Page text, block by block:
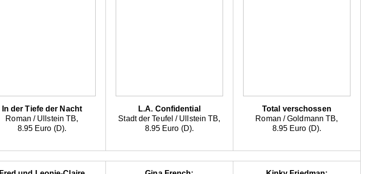
In der Tiefe der Nacht
Roman / Ullstein TB,
8.95 Euro (D).
L.A. Confidential
Stadt der Teufel / Ullstein TB,
8.95 Euro (D).
Total verschossen
Roman / Goldmann TB,
8.95 Euro (D).